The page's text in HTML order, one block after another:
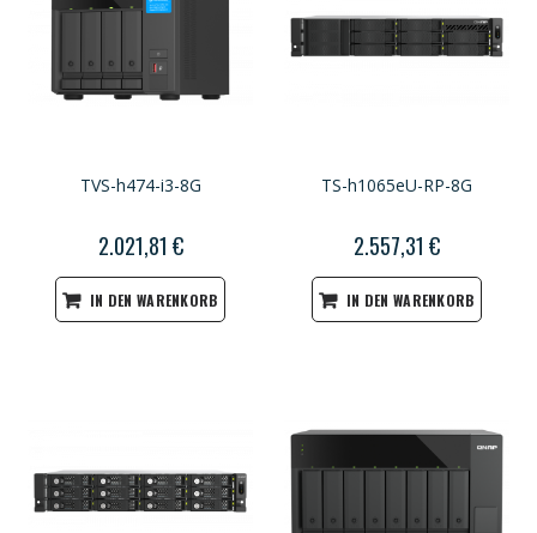
TVS-h474-i3-8G
2.021,81 €
IN DEN WARENKORB
TS-h1065eU-RP-8G
2.557,31 €
IN DEN WARENKORB